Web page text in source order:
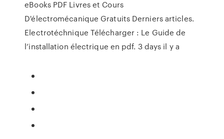
eBooks PDF Livres et Cours
D'électromécanique Gratuits Derniers articles.
Electrotéchnique Télécharger : Le Guide de
l’installation électrique en pdf. 3 days il y a